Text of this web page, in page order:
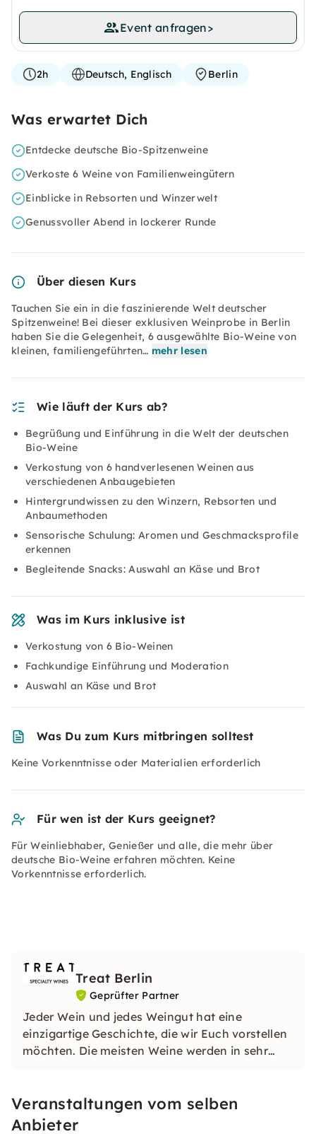
Event anfragen>
2h Deutsch, Englisch Berlin
Was erwartet Dich
Entdecke deutsche Bio-Spitzenweine
Verkoste 6 Weine von Familienweingütern
Einblicke in Rebsorten und Winzerwelt
Genussvoller Abend in lockerer Runde
Über diesen Kurs
Tauchen Sie ein in die faszinierende Welt deutscher
Spitzenweine! Bei dieser exklusiven Weinprobe in Berlin
haben Sie die Gelegenheit, 6 ausgewählte Bio-Weine von
kleinen, familiengeführten… mehr lesen
Wie läuft der Kurs ab?
Begrüßung und Einführung in die Welt der deutschen
Bio-Weine
Verkostung von 6 handverlesenen Weinen aus
verschiedenen Anbaugebieten
Hintergrundwissen zu den Winzern, Rebsorten und
Anbaumethoden
Sensorische Schulung: Aromen und Geschmacksprofile
erkennen
Begleitende Snacks: Auswahl an Käse und Brot
Was im Kurs inklusive ist
Verkostung von 6 Bio-Weinen
Fachkundige Einführung und Moderation
Auswahl an Käse und Brot
Was Du zum Kurs mitbringen solltest
Keine Vorkenntnisse oder Materialien erforderlich
Für wen ist der Kurs geeignet?
Für Weinliebhaber, Genießer und alle, die mehr über
deutsche Bio-Weine erfahren möchten. Keine
Vorkenntnisse erforderlich.
Treat Berlin
Geprüfter Partner
Jeder Wein und jedes Weingut hat eine
einzigartige Geschichte, die wir Euch vorstellen
möchten. Die meisten Weine werden in sehr
Veranstaltungen vom selben
Anbieter